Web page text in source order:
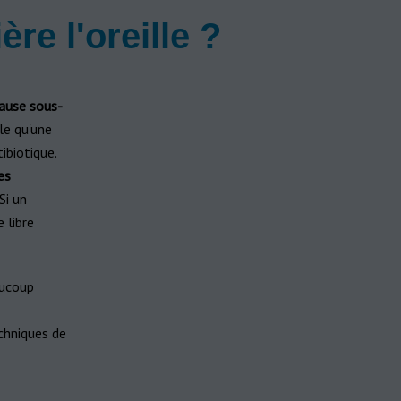
l'oreille ?
sous-
qu'une
un
libre
de